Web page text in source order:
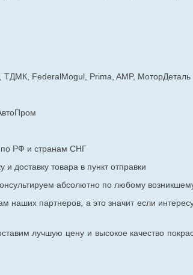
FederalMogul, Prima, AMP, МоторДеталь
по РФ и странам СНГ
доставку товара в пункт отправки
абсолютно по любому
наших партнеров, а это значит если
лучшую цену и высокое качество